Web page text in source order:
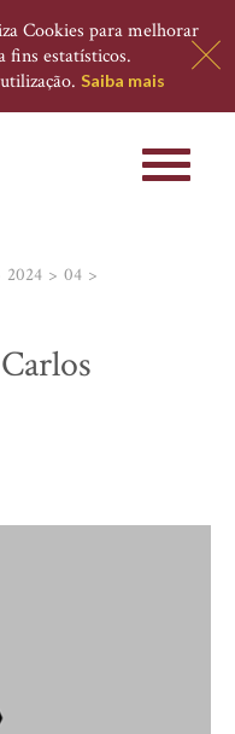
Cookies para melhorar
fins estatísticos.
Saiba mais
Toggle
2024
04